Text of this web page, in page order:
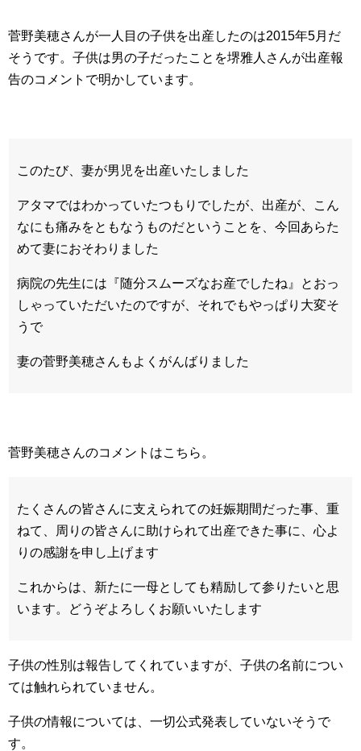
菅野美穂さんが一人目の子供を出産したのは2015年5月だ
そうです。子供は男の子だったことを堺雅人さんが出産報
告のコメントで明かしています。
このたび、妻が男児を出産いたしました
アタマではわかっていたつもりでしたが、出産が、こん
なにも痛みをともなうものだということを、今回あらた
めて妻におそわりました
病院の先生には『随分スムーズなお産でしたね』とおっ
しゃっていただいたのですが、それでもやっぱり大変そ
うで
妻の菅野美穂さんもよくがんばりました
菅野美穂さんのコメントはこちら。
たくさんの皆さんに支えられての妊娠期間だった事、重
ねて、周りの皆さんに助けられて出産できた事に、心よ
りの感謝を申し上げます
これからは、新たに一母としても精励して参りたいと思
います。どうぞよろしくお願いいたします
子供の性別は報告してくれていますが、子供の名前につい
ては触れられていません。
子供の情報については、一切公式発表していないそうで
す。